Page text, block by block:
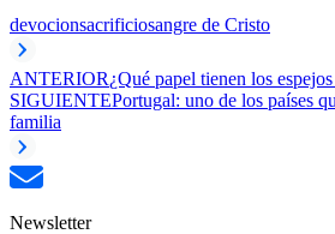
devocionsacrificiosangre de Cristo
ANTERIOR¿Qué papel tienen los
SIGUIENTEPortugal: uno de los países
familia
Newsletter